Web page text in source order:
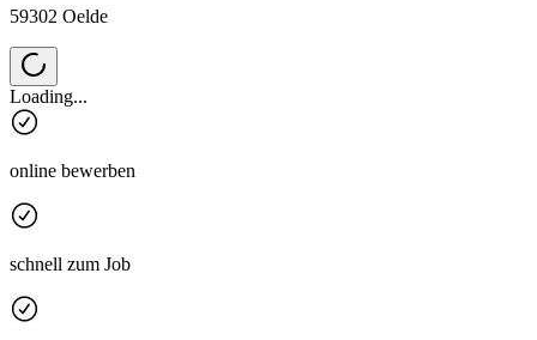
59302 Oelde
Loading...
online bewerben
schnell zum Job